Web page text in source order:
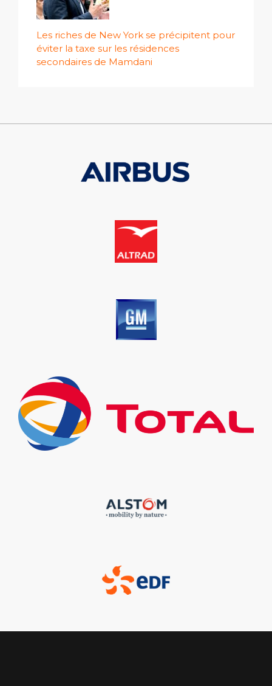
Les riches de New York se précipitent pour
éviter la taxe sur les résidences
secondaires de Mamdani